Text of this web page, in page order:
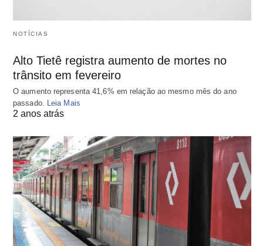
NOTÍCIAS
Alto Tietê registra aumento de mortes no
trânsito em fevereiro
O aumento representa 41,6% em relação ao mesmo mês do ano
passado.
Leia Mais
2 anos atrás